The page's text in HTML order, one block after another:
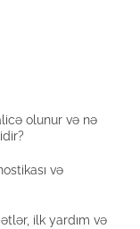
olunur və nə
və
ilk yardım və